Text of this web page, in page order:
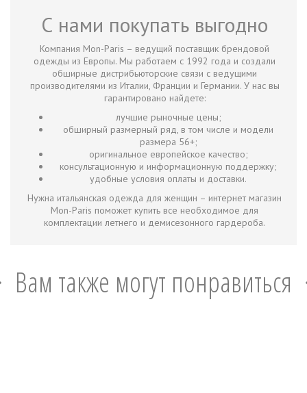
С нами покупать выгодно
Компания Mon-Paris – ведущий поставщик брендовой
одежды из Европы. Мы работаем с 1992 года и создали
обширные дистрибьюторские связи с ведущими
производителями из Италии, Франции и Германии. У нас вы
гарантировано найдете:
лучшие рыночные цены;
обширный размерный ряд, в том числе и модели
размера 56+;
оригинальное европейское качество;
консультационную и информационную поддержку;
удобные условия оплаты и доставки.
Нужна итальянская одежда для женщин – интернет магазин
Mon-Paris поможет купить все необходимое для
комплектации летнего и демисезонного гардероба.
Вам также могут понравиться